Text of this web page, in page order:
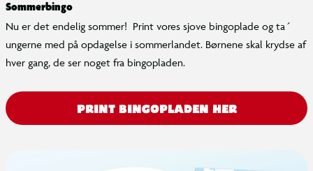
Sommerbingo
Nu er det endelig sommer! Print vores sjove bingoplade og ta´
ungerne med på opdagelse i sommerlandet. Børnene skal krydse af
hver gang, de ser noget fra bingopladen.
PRINT BINGOPLADEN HER